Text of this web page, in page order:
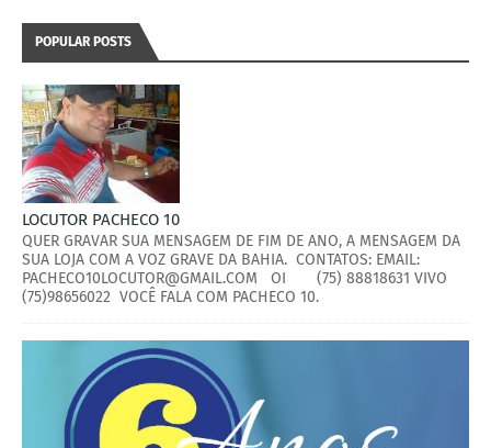
POPULAR POSTS
LOCUTOR PACHECO 10
QUER GRAVAR SUA MENSAGEM DE FIM DE ANO, A MENSAGEM DA
SUA LOJA COM A VOZ GRAVE DA BAHIA. CONTATOS: EMAIL:
PACHECO10LOCUTOR@GMAIL.COM OI (75) 88818631 VIVO
(75)98656022 VOCÊ FALA COM PACHECO 10.